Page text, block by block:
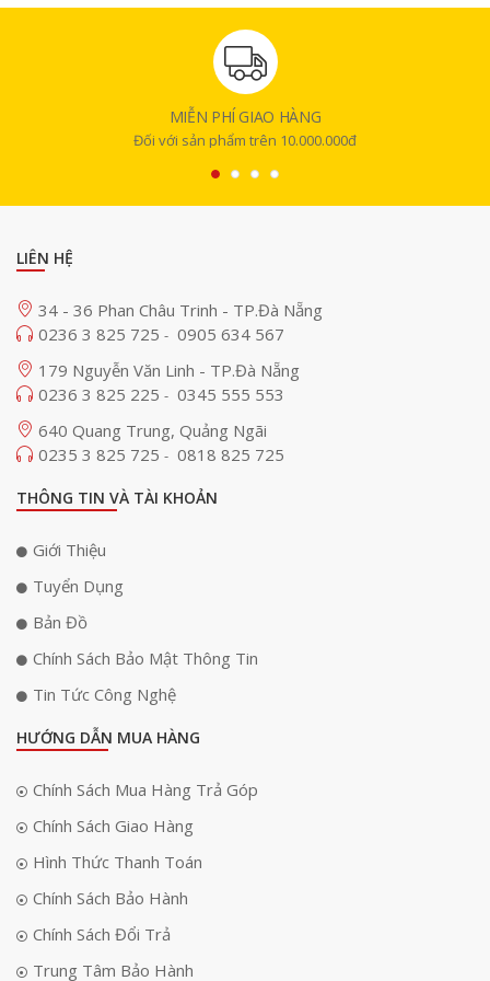
Đồng bộ hóa âm nhạc
Đèn Led Govee RGBIC LED Strip Lights With Protective Coating H619C
được trang bị tính năng đồng bộ hóa âm nhạc. Micro được tích hợp
trong hộp điều khiển có thể nghe âm nhạc để cho màu sắc nhảy múa
MIỄN PHÍ GIAO HÀNG
Đối với sản phẩm trên 10.000.000đ
LIÊN HỆ
34 - 36 Phan Châu Trinh - TP.Đà Nẵng
0236 3 825 725 - 0905 634 567
179 Nguyễn Văn Linh - TP.Đà Nẵng
0236 3 825 225 - 0345 555 553
640 Quang Trung, Quảng Ngãi
0235 3 825 725 - 0818 825 725
THÔNG TIN VÀ TÀI KHOẢN
Giới Thiệu
Tuyển Dụng
Bản Đồ
Chính Sách Bảo Mật Thông Tin
Tin Tức Công Nghệ
HƯỚNG DẪN MUA HÀNG
Chính Sách Mua Hàng Trả Góp
Chính Sách Giao Hàng
Hình Thức Thanh Toán
Chính Sách Bảo Hành
Chính Sách Đổi Trả
Trung Tâm Bảo Hành